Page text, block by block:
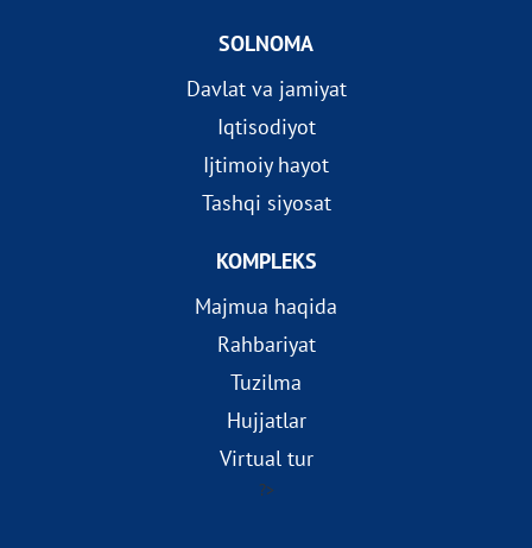
SOLNOMA
Davlat va jamiyat
Iqtisodiyot
Ijtimoiy hayot
Tashqi siyosat
KOMPLEKS
Majmua haqida
Rahbariyat
Tuzilma
Hujjatlar
Virtual tur
?>